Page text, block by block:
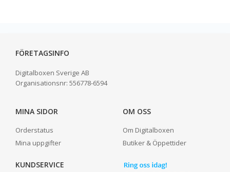
FÖRETAGSINFO
Digitalboxen Sverige AB
Organisationsnr: 556778-6594
MINA SIDOR
Orderstatus
Mina uppgifter
OM OSS
Om Digitalboxen
Butiker & Öppettider
KUNDSERVICE